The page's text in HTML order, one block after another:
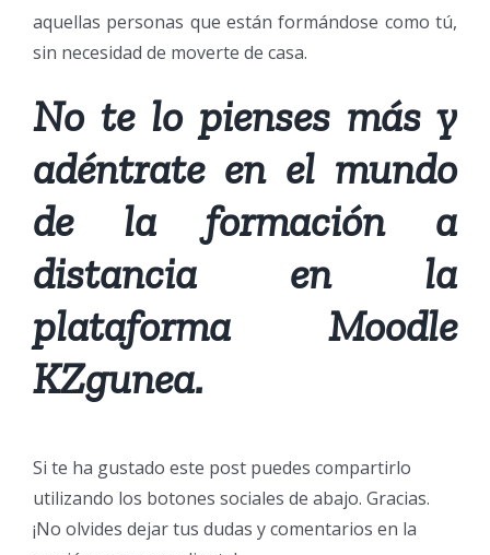
aquellas personas que están formándose como tú,
sin necesidad de moverte de casa.
No te lo pienses más y
adéntrate en el mundo
de la formación a
distancia en la
plataforma Moodle
KZgunea.
Si te ha gustado este post puedes compartirlo
utilizando los botones sociales de abajo. Gracias.
¡No olvides dejar tus dudas y comentarios en la